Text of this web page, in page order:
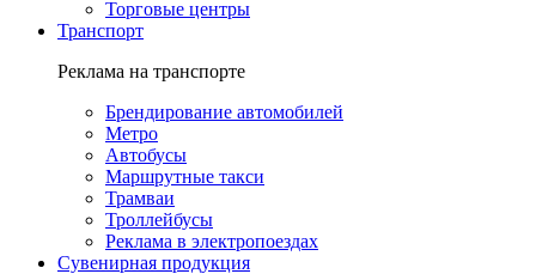
Торговые центры
Транспорт
Реклама на транспорте
Брендирование автомобилей
Метро
Автобусы
Маршрутные такси
Трамваи
Троллейбусы
Реклама в электропоездах
Сувенирная продукция